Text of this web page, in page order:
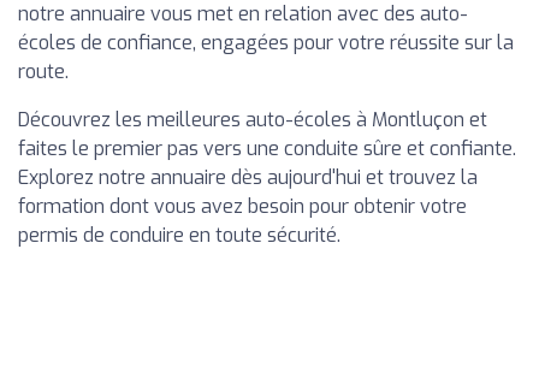
notre annuaire vous met en relation avec des auto-
écoles de confiance, engagées pour votre réussite sur la
route.
Découvrez les meilleures auto-écoles à Montluçon et
faites le premier pas vers une conduite sûre et confiante.
Explorez notre annuaire dès aujourd'hui et trouvez la
formation dont vous avez besoin pour obtenir votre
permis de conduire en toute sécurité.